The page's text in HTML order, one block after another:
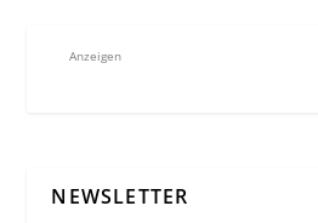
Anzeigen
NEWSLETTER